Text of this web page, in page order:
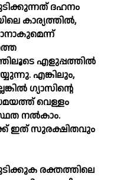
ദഹനം
കാര്യത്തില്‍,
എളുപ്പത്തില്‍
എങ്കിലും,
ഗ്യാസിന്റെ
വെള്ളം
നല്‍കാം.
ഇത് സുരക്ഷിതവും
രക്തത്തിലെ